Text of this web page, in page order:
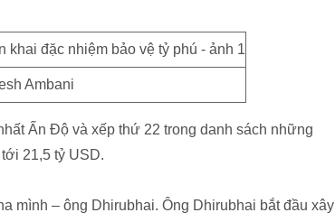
Ambani
Ấn Độ và xếp thứ 22 trong danh sách những
21,5 tỷ USD.
mình – ông Dhirubhai. Ông Dhirubhai bắt đầu xây